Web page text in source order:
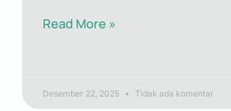
Read More »
Desember 22, 2025 Tidak ada komentar